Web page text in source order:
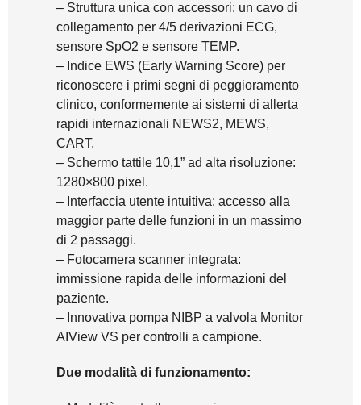
– Struttura unica con accessori: un cavo di
collegamento per 4/5 derivazioni ECG,
sensore SpO2 e sensore TEMP.
– Indice EWS (Early Warning Score) per
riconoscere i primi segni di peggioramento
clinico, conformemente ai sistemi di allerta
rapidi internazionali NEWS2, MEWS,
CART.
– Schermo tattile 10,1” ad alta risoluzione:
1280×800 pixel.
– Interfaccia utente intuitiva: accesso alla
maggior parte delle funzioni in un massimo
di 2 passaggi.
– Fotocamera scanner integrata:
immissione rapida delle informazioni del
paziente.
– Innovativa pompa NIBP a valvola Monitor
AIView VS per controlli a campione.
Due modalità di funzionamento: